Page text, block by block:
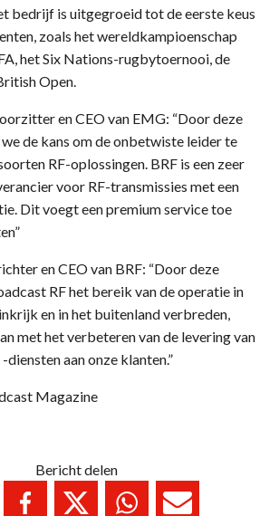
bedrijf is uitgegroeid tot de eerste keus
zoals het wereldkampioenschap
het Six Nations-rugbytoernooi, de
Open.
en CEO van EMG: “Door deze
de kans om de onbetwiste leider te
RF-oplossingen. BRF is een zeer
voor RF-transmissies met een
Dit voegt een premium service toe
en CEO van BRF: “Door deze
RF het bereik van de operatie in
en in het buitenland verbreden,
met het verbeteren van de levering van
diensten aan onze klanten.”
Magazine
Bericht delen